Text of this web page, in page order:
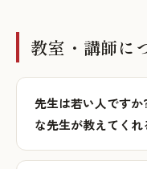
教室・講師に
先生は若い人です
な先生が教えてくれ